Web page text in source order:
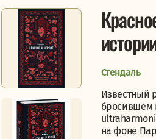
Стендаль
Известный
бросившем
на фоне